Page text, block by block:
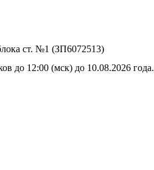
ст. №1 (ЗП6072513)
до 12:00 (мск) до 10.08.2026 года.